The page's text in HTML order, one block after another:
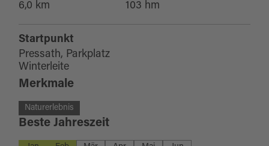
6,0 km
103 hm
Startpunkt
Pressath, Parkplatz
Winterleite
Merkmale
Naturerlebnis
Beste Jahreszeit